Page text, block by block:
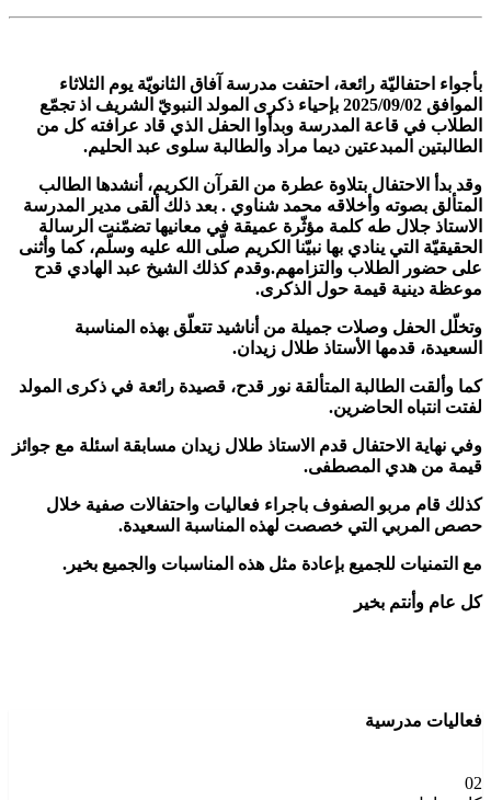
بأجواء احتفاليّة رائعة، احتفت مدرسة آفاق الثانويّة يوم الثلاثاء
الموافق 2025/09/02 بإحياء ذكرى المولد النبويّ الشريف اذ تجمّع
الطلاب في قاعة المدرسة وبدأوا الحفل الذي قاد عرافته كل من
الطالبتين المبدعتين ديما مراد والطالبة سلوى عبد الحليم.
وقد بدأ الاحتفال بتلاوة عطرة من القرآن الكريم، أنشدها الطالب
المتألق بصوته وأخلاقه محمد شناوي . بعد ذلك ألقى مدير المدرسة
الاستاذ جلال طه كلمة مؤثّرة عميقة في معانيها تضمّنت الرسالة
الحقيقيّة التي ينادي بها نبيّنا الكريم صلّى الله عليه وسلّم، كما وأثنى
على حضور الطلاب والتزامهم.وقدم كذلك الشيخ عبد الهادي قدح
موعظة دينية قيمة حول الذكرى.
وتخلّل الحفل وصلات جميلة من أناشيد تتعلّق بهذه المناسبة
السعيدة، قدمها الأستاذ طلال زيدان.
كما وألقت الطالبة المتألقة نور قدح، قصيدة رائعة في ذكرى المولد
لفتت انتباه الحاضرين.
وفي نهاية الاحتفال قدم الاستاذ طلال زيدان مسابقة اسئلة مع جوائز
قيمة من هدي المصطفى.
كذلك قام مربو الصفوف باجراء فعاليات واحتفالات صفية خلال
حصص المربي التي خصصت لهذه المناسبة السعيدة.
مع التمنيات للجميع بإعادة مثل هذه المناسبات والجميع بخير.
كل عام وأنتم بخير
فعاليات مدرسية
02